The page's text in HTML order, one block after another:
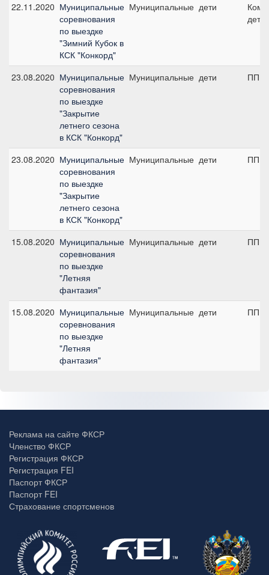
22.11.2020 Муниципальные
соревнования
по выездке
"Зимний Кубок в
КСК "Конкорд"
Муниципальные дети
дети
23.08.2020 Муниципальные
соревнования
по выездке
"Закрытие
летнего сезона
в КСК "Конкорд"
Муниципальные дети ПП
23.08.2020 Муниципальные
соревнования
по выездке
"Закрытие
летнего сезона
в КСК "Конкорд"
Муниципальные дети ПП
15.08.2020 Муниципальные
соревнования
по выездке
"Летняя
фантазия"
Муниципальные дети ПП
15.08.2020 Муниципальные
соревнования
по выездке
"Летняя
фантазия"
Муниципальные дети ПП
Реклама на сайте ФКСР
Членство ФКСР
Регистрация ФКСР
Регистрация FEI
Паспорт ФКСР
Паспорт FEI
Страхование спортсменов